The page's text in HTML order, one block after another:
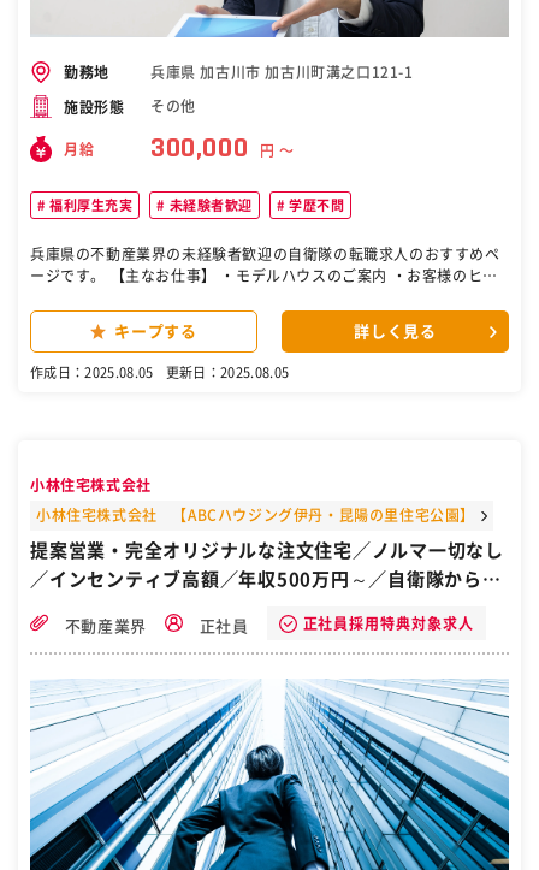
勤務地 兵庫県 加古川市 加古川町溝之口121-1
施設形態 その他
月給 300,000 円 〜
福利厚生充実 未経験者歓迎 学歴不問
兵庫県の不動産業界の未経験者歓迎の自衛隊の転職求人のおすすめペ
ージです。 【主なお仕事】 ・モデルハウスのご案内 ・お客様のヒア
況を確認 ・お引渡し 【高いブランド力】 地域では住宅と言えば「KA
NJU」と名前も 知れわたっており、信頼度も高く反響営業 ですの
次第では 年収1000万円以上も可能です◎ マネジメントポジションへ
のステップアップも 目指せるなど、腰を据えて長期活躍できますよ。
実績を持つ、 『関西住宅販売株式会社』の加古川支店で、 腰を据えて
長く活躍しませんか。 ＼正社員の反響営業スタッフ募集／ インターネ
合わせた提案をお願いします。 充実の研修で専門知識など指導するの
賞与で頑張りを還元！ ・車通勤OK！もちろん無料の駐車場も完備！
・幅広い年代の男性スタッフが活躍中！ ［自衛隊・転職・求人］
キープする 詳しく見る
作成日：2025.08.05 更新日：2025.08.05
小林住宅株式会社
小林住宅株式会社 【ABCハウジング伊丹・昆陽の里住宅公園】
提案営業・完全オリジナルな注文住宅／ノルマ一切なし
／インセンティブ高額／年収500万円～／自衛隊から転
不動産業界 正社員 正社員採用特典対象求人